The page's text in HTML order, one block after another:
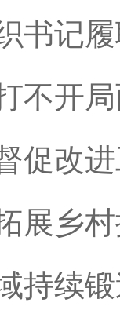
书记
不开
促改
展乡
持续